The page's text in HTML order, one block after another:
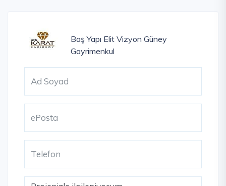
Baş Yapı Elit Vizyon Güney
Gayrimenkul